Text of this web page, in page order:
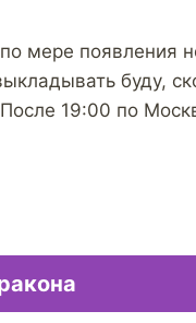
мере появления
буду,
19:00 по